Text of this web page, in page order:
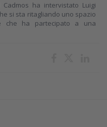
ha intervistato Luigi
si sta ritagliando uno spazio
che ha partecipato a una